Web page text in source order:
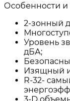
Особенности
2-зонный
Уровень
дБА;
Изящный
R-32-
3-D